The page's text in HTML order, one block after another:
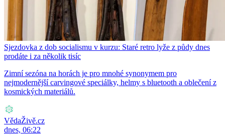
Sjezdovka z dob socialismu v kurzu: Staré retro lyže z půdy dnes
prodáte i za několik tisíc
Zimní sezóna na horách je pro mnohé synonymem pro
nejmodernější carvingové speciálky, helmy s bluetooth a oblečení z
kosmických materiálů.
VědaŽivě.cz
dnes, 06:22